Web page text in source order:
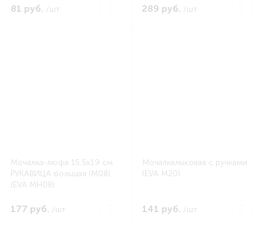
81 руб. /шт 289 руб. /шт
Мочалка-люфа 15.5х19 см
РУКАВИЦА большая (М08)
(EVA MH08)
177 руб. /шт
Мочалкалыковая с ручками
(EVA M20)
141 руб. /шт